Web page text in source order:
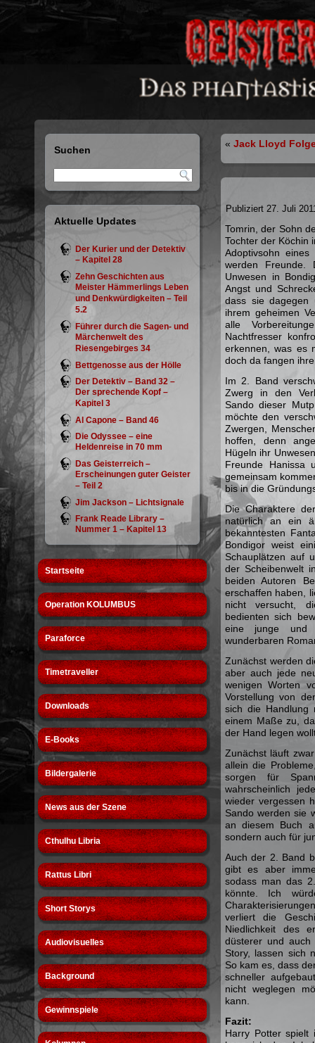
Suchen
Aktuelle Updates
Der Kurier und der Detektiv
– Kapitel 28
Zehn Geschichten aus
Meister Hämmerlings Leben
und Denkwürdigkeiten – Teil
5.2
Führer durch die Sagen- und
Märchenwelt des
Riesengebirges 34
Bettgenosse aus der Hölle
Der Detektiv – Band 32 –
Der sprechende Kopf –
Kapitel 3
Al Capone – Band 46
Die Odyssee – eine
Heldenreise in 70 mm
Das Geisterreich –
Erscheinungen guter Geister
– Teil 2
Jim Jackson – Lichtsignale
Frank Reade Library –
Nummer 1 – Kapitel 13
Startseite
Operation KOLUMBUS
Paraforce
Timetraveller
Downloads
E-Books
Bildergalerie
News aus der Szene
Cthulhu Libria
Rattus Libri
Short Storys
Audiovisuelles
Background
Gewinnspiele
« Jack Lloyd
Publiziert 27. Juli
Tomrin, der Sohn
Tochter der Köchin
Adoptivsohn
werden
Unwesen in
Angst und
dass sie dagegen
ihrem geheimen
alle
Nachtfresser
erkennen, was es
doch da fangen
Im 2. Band
Zwerg in den
Sando dieser
möchte den
Zwergen,
hoffen, denn
Hügeln ihr
Freunde Hanissa
gemeinsam
bis in die
Die Charaktere
natürlich an ein
bekanntesten
Bondigor weist
Schauplätzen auf
der Scheibenwelt
beiden Autoren
erschaffen haben,
nicht versucht,
bedienten sich
eine junge und
wunderbaren
Zunächst werden
aber auch jede
wenigen Worten
Vorstellung von
sich die
einem Maße zu,
der Hand legen
Zunächst läuft
allein die
sorgen für
wahrscheinlich
wieder vergessen
Sando werden sie
an diesem Buch
sondern auch für
Auch der 2. Band
gibt es aber
sodass man das
könnte. Ich
verliert die
Niedlichkeit des
düsterer und auch
Story, lassen sich
So kam es, dass
schneller
nicht weglegen
kann.
Fazit:
Harry Potter spielt